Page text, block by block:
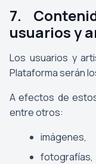
7.
usuarios y
Los usuarios y
Plataforma serán
A efectos de
entre otros:
imágenes,
fotografías,